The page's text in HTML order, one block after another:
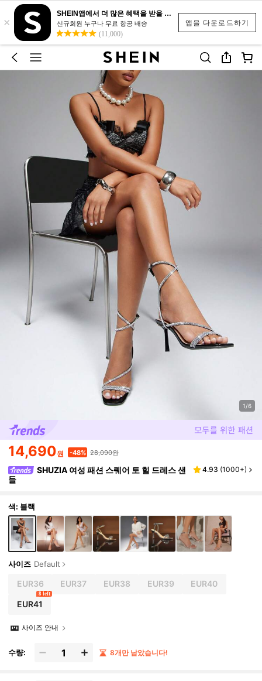
앱을 다운로드하기
×
SHEIN앱에서 더 많은 혜택을 받을 수 있어요.
신규회원 누구나 무료 항공 배송
(11,000)
1/6
14,690원 -48% 28,090원
SHUZIA 여성 패션 스퀘어 토 힐 드레스 샌
들
4.93 (1000+)
색: 블랙
사이즈 Default
EUR36 EUR37 EUR38 EUR39 EUR40
EUR41
8 left
사이즈 안내
수량: 8개만 남았습니다!